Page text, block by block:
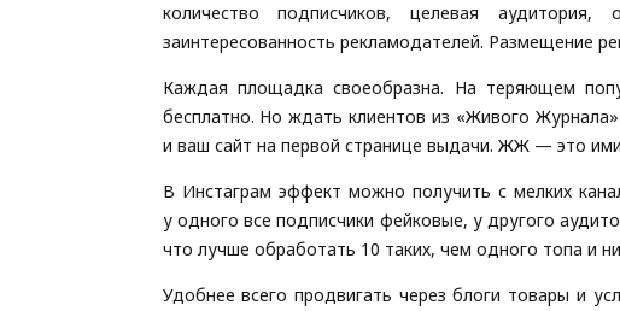
количество подписчиков, целевая
заинтересованность рекламодателей. Размещение
Каждая площадка своеобразна. На теряющем
бесплатно. Но ждать клиентов из «Живого
и ваш сайт на первой странице выдачи. ЖЖ — это
В Инстаграм эффект можно получить с мелких
у одного все подписчики фейковые, у другого
что лучше обработать 10 таких, чем одного топа и
Удобнее всего продвигать через блоги товары и